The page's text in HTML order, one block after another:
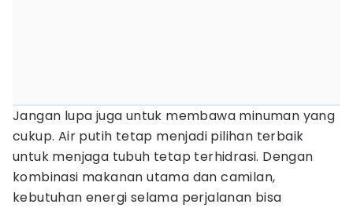
Jangan lupa juga untuk membawa minuman yang
cukup. Air putih tetap menjadi pilihan terbaik
untuk menjaga tubuh tetap terhidrasi. Dengan
kombinasi makanan utama dan camilan,
kebutuhan energi selama perjalanan bisa